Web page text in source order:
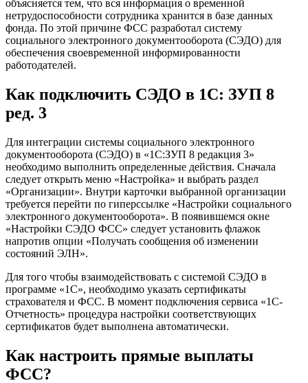
объясняется тем, что вся информация о временной
нетрудоспособности сотрудника хранится в базе данных
фонда. По этой причине ФСС разработал систему
социального электронного документооборота (СЭДО) для
обеспечения своевременной информированности
работодателей.
Как подключить СЭДО в 1С: ЗУП 8
ред. 3
Для интеграции системы социального электронного
документооборота (СЭДО) в «1С:ЗУП 8 редакция 3»
необходимо выполнить определенные действия. Сначала
следует открыть меню «Настройка» и выбрать раздел
«Организации». Внутри карточки выбранной организации
требуется перейти по гиперссылке «Настройки социального
электронного документооборота». В появившемся окне
«Настройки СЭДО ФСС» следует установить флажок
напротив опции «Получать сообщения об изменении
состояний ЭЛН».
Для того чтобы взаимодействовать с системой СЭДО в
программе «1С», необходимо указать сертификаты
страхователя и ФСС. В момент подключения сервиса «1С-
Отчетность» процедура настройки соответствующих
сертификатов будет выполнена автоматически.
Как настроить прямые выплаты
ФСС?